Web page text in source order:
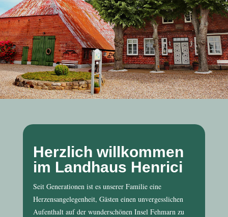
Herzlich willkommen
im Landhaus Henrici
Seit Generationen ist es unserer Familie eine
Herzensangelegenheit, Gästen einen unvergesslichen
Aufenthalt auf der wunderschönen Insel Fehmarn zu